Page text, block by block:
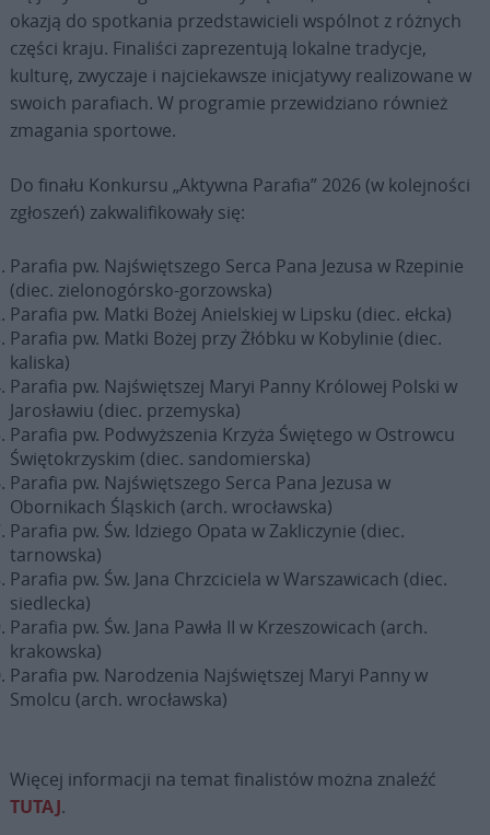
okazją do spotkania przedstawicieli wspólnot z różnych
części kraju. Finaliści zaprezentują lokalne tradycje,
kulturę, zwyczaje i najciekawsze inicjatywy realizowane w
swoich parafiach. W programie przewidziano również
zmagania sportowe.
Do finału Konkursu „Aktywna Parafia” 2026 (w kolejności
zgłoszeń) zakwalifikowały się:
Parafia pw. Najświętszego Serca Pana Jezusa w Rzepinie
(diec. zielonogórsko-gorzowska)
Parafia pw. Matki Bożej Anielskiej w Lipsku (diec. ełcka)
Parafia pw. Matki Bożej przy Żłóbku w Kobylinie (diec.
kaliska)
Parafia pw. Najświętszej Maryi Panny Królowej Polski w
Jarosławiu (diec. przemyska)
Parafia pw. Podwyższenia Krzyża Świętego w Ostrowcu
Świętokrzyskim (diec. sandomierska)
Parafia pw. Najświętszego Serca Pana Jezusa w
Obornikach Śląskich (arch. wrocławska)
Parafia pw. Św. Idziego Opata w Zakliczynie (diec.
tarnowska)
Parafia pw. Św. Jana Chrzciciela w Warszawicach (diec.
siedlecka)
Parafia pw. Św. Jana Pawła II w Krzeszowicach (arch.
krakowska)
Parafia pw. Narodzenia Najświętszej Maryi Panny w
Smolcu (arch. wrocławska)
Więcej informacji na temat finalistów można znaleźć
TUTAJ.